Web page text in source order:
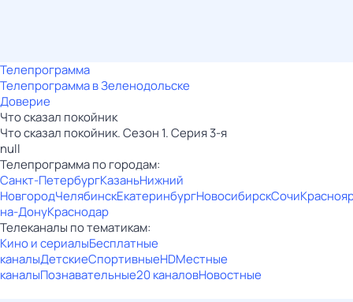
Телепрограмма
Телепрограмма в Зеленодольске
Доверие
Что сказал покойник
Что сказал покойник. Сезон 1. Серия 3-я
null
Телепрограмма по городам:
Санкт-ПетербургКазаньНижний
НовгородЧелябинскЕкатеринбургНовосибирскСочи
на-ДонуКраснодар
Телеканалы по тематикам:
Кино и сериалыБесплатные
каналыДетскиеСпортивныеHDМестные
каналыПознавательные20 каналовНовостные